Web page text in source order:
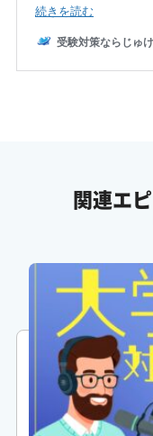
ふみか: なんかこう焦
い問題集に手を出して
がくしん: まさにその
偏差値が40の生徒さ
がくしん: 半年で偏差
ふみか: すごいですね
がくしん: ええ一方で
んだ生徒は逆に成績が
関連エ